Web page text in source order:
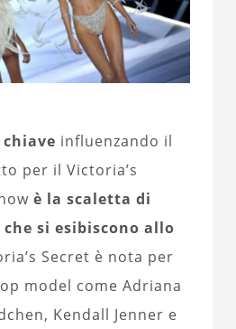
influenzando il
per il Victoria’s
è la scaletta di
si esibiscono allo
Secret è nota per
model come Adriana
Kendall Jenner e